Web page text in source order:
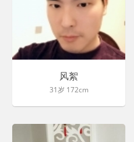
风絮
31岁 172cm